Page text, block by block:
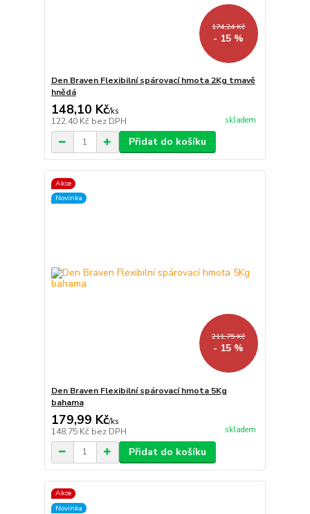
174,24 Kč
- 15 %
Den Braven Flexibilní spárovací hmota 2Kg tmavě
hnědá
148,10 Kč/ks
122,40 Kč bez DPH skladem
Přidat do košíku
Akce
Novinka
211,75 Kč
- 15 %
Den Braven Flexibilní spárovací hmota 5Kg
bahama
179,99 Kč/ks
148,75 Kč bez DPH skladem
Přidat do košíku
Akce
Novinka